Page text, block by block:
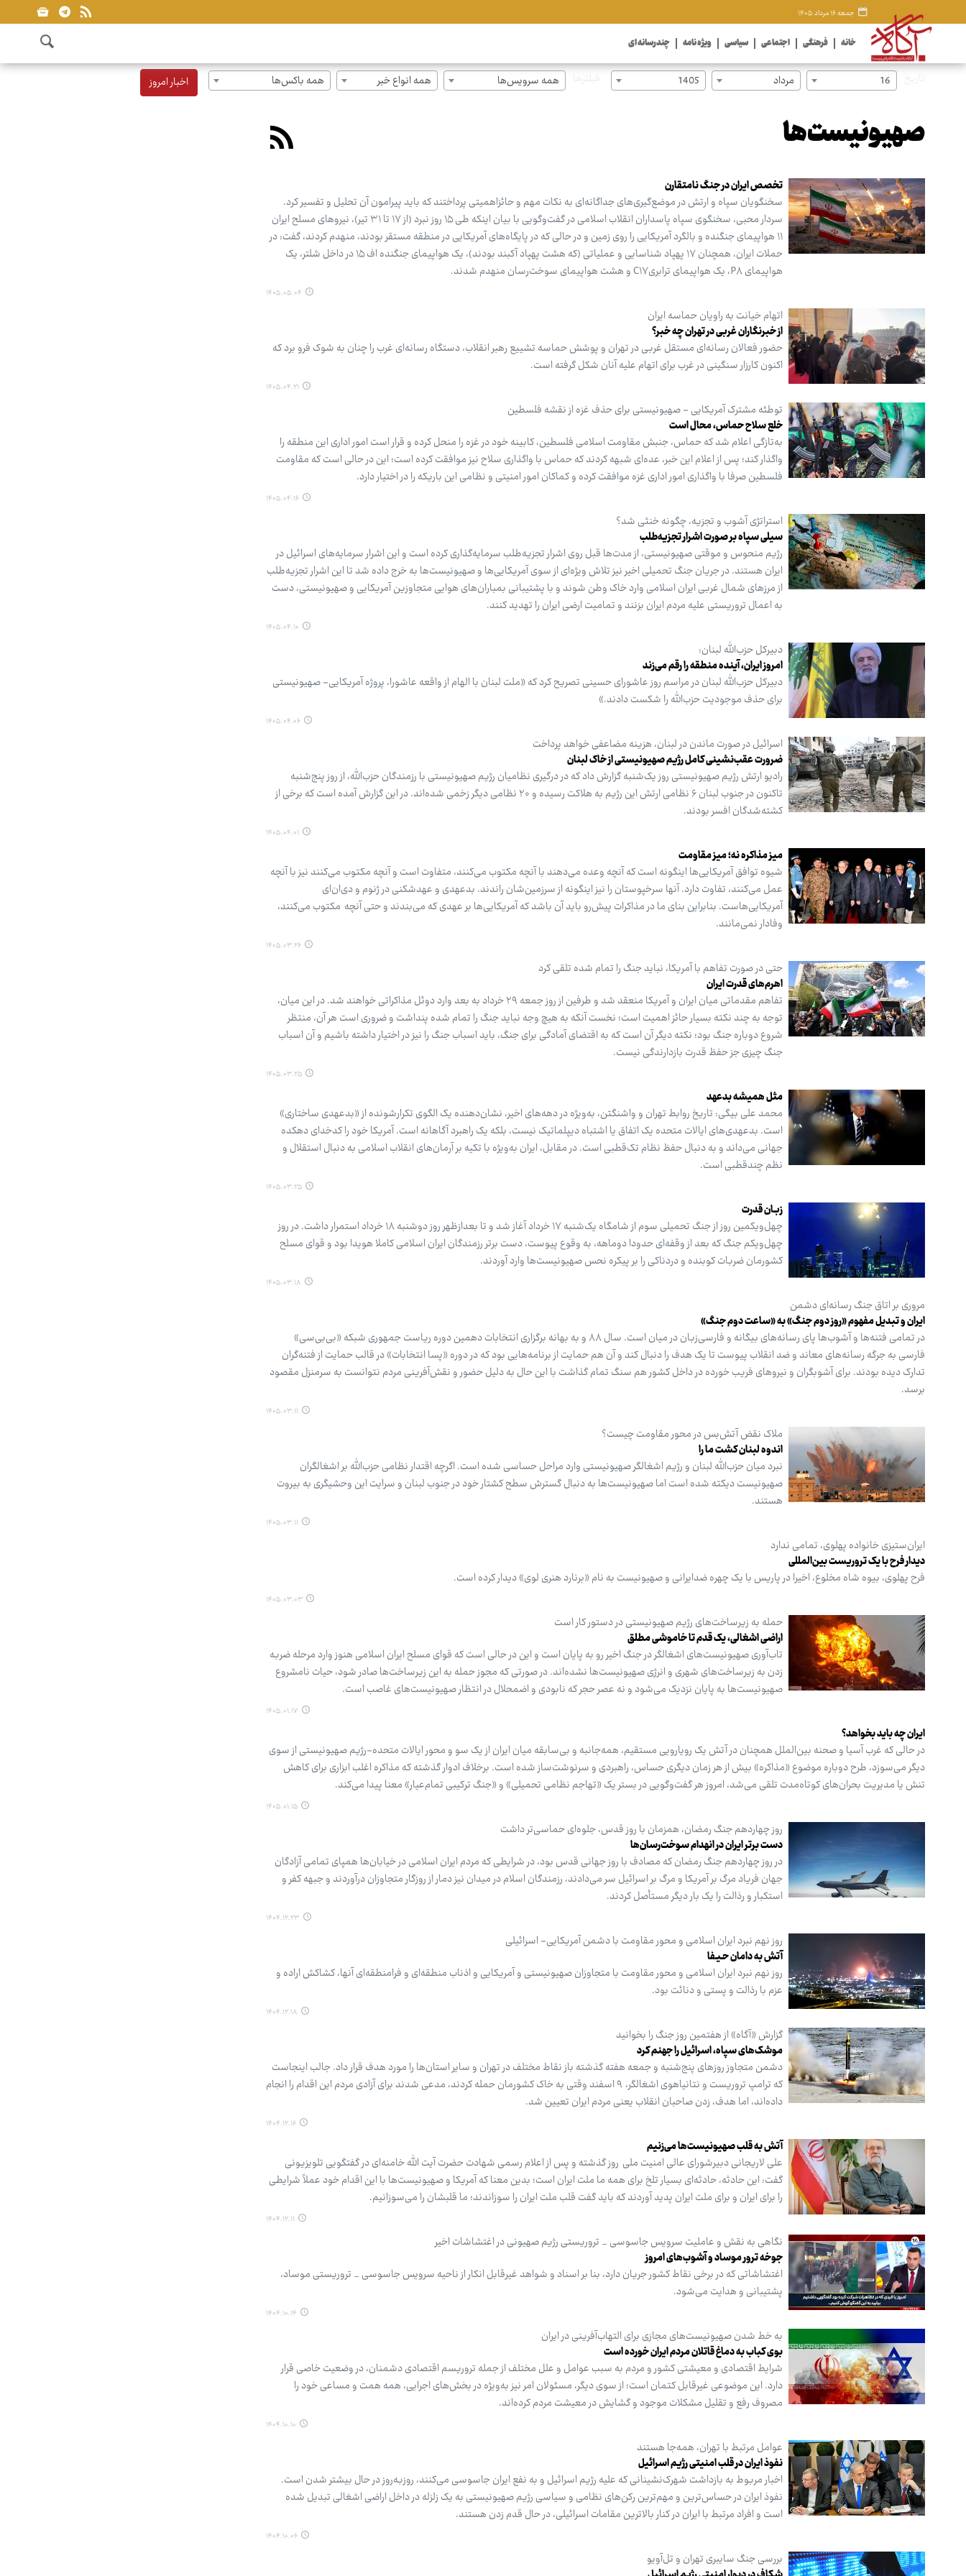
جمعه ۱۶ مرداد ۱۴۰۵
خانه فرهنگی اجتماعی سیاسی ویژه نامه چندرسانه ای
16 مرداد 1405 همه سرویس‌ها همه انواع خبر همه باکس‌ها اخبار امروز
صهیونیست‌ها
تخصص ایران در جنگ نامتقارن
سخنگویان سپاه و ارتش در موضع‌گیری‌های جداگانه‌ای به نکات مهم و حائزاهمیتی پرداختند که باید پیرامون آن تحلیل و تفسیر کرد.
سردار محبی، سخنگوی سپاه پاسداران انقلاب اسلامی در گفت‌وگویی با بیان اینکه طی ۱۵ روز نبرد (از ۱۷ تا ۳۱ تیر)، نیروهای مسلح ایران
۱۱ هواپیمای جنگنده و بالگرد آمریکایی را روی زمین و در حالی که در پایگاه‌های آمریکایی در منطقه مستقر بودند، منهدم کردند، گفت: در
حملات ایران، همچنان ۱۷ پهپاد شناسایی و عملیاتی (که هشت پهپاد آکبند بودند)، یک هواپیمای جنگنده اف ۱۵ در داخل شلتر، یک
هواپیمای P۸، یک هواپیمای ترابریC۱۷ و هشت هواپیمای سوخت‌رسان منهدم شدند.
۱۴۰۵.۰۵.۰۴
اتهام خیانت به راویان حماسه ایران
از خبرنگاران غربی در تهران چه خبر؟
حضور فعالان رسانه‌ای مستقل غربی در تهران و پوشش حماسه تشییع رهبر انقلاب، دستگاه رسانه‌ای غرب را چنان به شوک فرو برد که
اکنون کارزار سنگینی در غرب برای اتهام علیه آنان شکل گرفته است.
۱۴۰۵.۰۴.۲۱
توطئه مشترک آمریکایی - صهیونیستی برای حذف غزه از نقشه فلسطین
خلع سلاح حماس، محال است
به‌تازگی اعلام شد که حماس، جنبش مقاومت اسلامی فلسطین، کابینه خود در غزه را منحل کرده و قرار است امور اداری این منطقه را
واگذار کند؛ پس از اعلام این خبر، عده‌ای شبهه کردند که حماس با واگذاری سلاح نیز موافقت کرده است؛ این در حالی است که مقاومت
فلسطین صرفا با واگذاری امور اداری غزه موافقت کرده و کماکان امور امنیتی و نظامی این باریکه را در اختیار دارد.
۱۴۰۵.۰۴.۱۶
استراتژی آشوب و تجزیه، چگونه خنثی شد؟
سیلی سپاه بر صورت اشرار تجزیه‌طلب
رژیم منحوس و موقتی صهیونیستی، از مدت‌ها قبل روی اشرار تجزیه‌طلب سرمایه‌گذاری کرده است و این اشرار سرمایه‌های اسرائیل در
ایران هستند. در جریان جنگ تحمیلی اخیر نیز تلاش ویژه‌ای از سوی آمریکایی‌ها و صهیونیست‌ها به خرج داده شد تا این اشرار تجزیه‌طلب
از مرزهای شمال غربی ایران اسلامی وارد خاک وطن شوند و با پشتیبانی بمباران‌های هوایی متجاوزین آمریکایی و صهیونیستی، دست
به اعمال تروریستی علیه مردم ایران بزنند و تمامیت ارضی ایران را تهدید کنند.
۱۴۰۵.۰۴.۱۰
دبیرکل حزب‌الله لبنان:
امروز ایران، آینده منطقه را رقم می‌زند
دبیرکل حزب‌الله لبنان در مراسم روز عاشورای حسینی تصریح کرد که «ملت لبنان با الهام از واقعه عاشورا، پروژه آمریکایی- صهیونیستی
برای حذف موجودیت حزب‌الله را شکست دادند.»
۱۴۰۵.۰۴.۰۶
اسرائیل در صورت ماندن در لبنان، هزینه مضاعفی خواهد پرداخت
ضرورت عقب‌نشینی کامل رژیم صهیونیستی از خاک لبنان
رادیو ارتش رژیم صهیونیستی روز یک‌شنبه گزارش داد که در درگیری نظامیان رژیم صهیونیستی با رزمندگان حزب‌الله، از روز پنج‌شنبه
تاکنون در جنوب لبنان ۶ نظامی ارتش این رژیم به هلاکت رسیده و ۲۰ نظامی دیگر زخمی شده‌اند. در این گزارش آمده است که برخی از
کشته‌شدگان افسر بودند.
۱۴۰۵.۰۴.۰۱
میز مذاکره نه؛ میز مقاومت
شیوه توافق آمریکایی‌ها اینگونه است که آنچه وعده می‌دهند با آنچه مکتوب می‌کنند، متفاوت است و آنچه مکتوب می‌کنند نیز با آنچه
عمل می‌کنند، تفاوت دارد. آنها سرخپوستان را نیز اینگونه از سرزمین‌شان راندند. بدعهدی و عهدشکنی در ژنوم و دی‌ان‌ای
آمریکایی‌هاست. بنابراین بنای ما در مذاکرات پیش‌رو باید آن باشد که آمریکایی‌ها بر عهدی که می‌بندند و حتی آنچه مکتوب می‌کنند،
وفادار نمی‌مانند.
۱۴۰۵.۰۳.۲۶
حتی در صورت تفاهم با آمریکا، نباید جنگ را تمام ‌شده تلقی کرد
اهرم‌های قدرت ایران
تفاهم مقدماتی میان ایران و آمریکا منعقد شد و طرفین از روز جمعه ۲۹ خرداد به بعد وارد دوئل مذاکراتی خواهند شد. در این میان،
توجه به چند نکته بسیار حائز اهمیت است؛ نخست آنکه به هیچ وجه نباید جنگ را تمام شده پنداشت و ضروری است هر آن، منتظر
شروع دوباره جنگ بود؛ نکته دیگر آن است که به اقتضای آمادگی برای جنگ، باید اسباب جنگ را نیز در اختیار داشته باشیم و آن اسباب
جنگ چیزی جز حفظ قدرت بازدارندگی نیست.
۱۴۰۵.۰۳.۲۵
مثل همیشه بدعهد
محمد علی بیگی: تاریخ روابط تهران و واشنگتن، به‌ویژه در دهه‌های اخیر، نشان‌دهنده یک الگوی تکرارشونده از «بدعهدی ساختاری»
است. بدعهدی‌های ایالات متحده یک اتفاق یا اشتباه دیپلماتیک نیست، بلکه یک راهبرد آگاهانه است. آمریکا خود را کدخدای دهکده
جهانی می‌داند و به دنبال حفظ نظام تک‌قطبی است. در مقابل، ایران به‌ویژه با تکیه بر آرمان‌های انقلاب اسلامی به دنبال استقلال و
نظم چندقطبی است.
۱۴۰۵.۰۳.۲۵
زبـان قدرت
چهل‌ویکمین روز از جنگ تحمیلی سوم از شامگاه یک‌شنبه ۱۷ خرداد آغاز شد و تا بعدازظهر روز دوشنبه ۱۸ خرداد استمرار داشت. در روز
چهل‌ویکم جنگ که بعد از وقفه‌ای حدودا دوماهه، به وقوع پیوست، دست برتر رزمندگان ایران اسلامی کاملا هویدا بود و قوای مسلح
کشورمان ضربات کوبنده و دردناکی را بر پیکره نحس صهیونیست‌ها وارد آوردند.
۱۴۰۵.۰۳.۱۸
مروری بر اتاق جنگ رسانه‌ای دشمن
ایران و تبدیل مفهوم «روز دوم جنگ» به «ساعت دوم جنگ»
در تمامی فتنه‌ها و آشوب‌ها پای رسانه‌های بیگانه و فارسی‌زبان در میان است. سال ۸۸ و به بهانه برگزاری انتخابات دهمین دوره ریاست جمهوری شبکه «بی‌بی‌سی»
فارسی به جرگه رسانه‌های معاند و ضد انقلاب پیوست تا یک هدف را دنبال کند و آن هم حمایت از برنامه‌هایی بود که در دوره «پسا انتخابات» در قالب حمایت از فتنه‌گران
تدارک دیده بودند. برای آشوبگران و نیروهای فریب خورده در داخل کشور هم سنگ تمام گذاشت با این حال به دلیل حضور و نقش‌آفرینی مردم نتوانست به سرمنزل مقصود
برسد.
۱۴۰۵.۰۳.۱۱
ملاک نقض آتش‌بس در محور مقاومت چیست؟
اندوه لبنان کشت ما را
نبرد میان حزب‌الله لبنان و رژیم اشغالگر صهیونیستی وارد مراحل حساسی شده است. اگرچه اقتدار نظامی حزب‌الله بر اشغالگران
صهیونیست دیکته شده است اما صهیونیست‌ها به دنبال گسترش سطح کشتار خود در جنوب لبنان و سرایت این وحشیگری به بیروت
هستند.
۱۴۰۵.۰۳.۱۱
ایران‌ستیزی خانواده پهلوی، تمامی ندارد
دیدار فرح با یک تروریست بین‌المللی
فرح پهلوی، بیوه شاه مخلوع، اخیرا در پاریس با یک چهره ضدایرانی و صهیونیست به نام «برنارد هنری لوی» دیدار کرده است.
۱۴۰۵.۰۳.۰۳
حمله به زیرساخت‌های رژیم صهیونیستی در دستور کار است
اراضی اشغالی، یک قدم تا خاموشی مطلق
تاب‌آوری صهیونیست‌های اشغالگر در جنگ اخیر رو به پایان است و این در حالی است که قوای مسلح ایران اسلامی هنوز وارد مرحله ضربه
زدن به زیرساخت‌های شهری و انرژی صهیونیست‌ها نشده‌اند. در صورتی که مجوز حمله به این زیرساخت‌ها صادر شود، حیات نامشروع
صهیونیست‌ها به پایان نزدیک می‌شود و نه عصر حجر که نابودی و اضمحلال در انتظار صهیونیست‌های غاصب است.
۱۴۰۵.۰۱.۱۷
ایران چه باید بخواهد؟
در حالی که غرب آسیا و صحنه بین‌الملل همچنان در آتش یک رویارویی مستقیم، همه‌جانبه و بی‌سابقه میان ایران از یک سو و محور ایالات متحده-رژیم صهیونیستی از سوی
دیگر می‌سوزد، طرح دوباره موضوع «مذاکره» بیش از هر زمان دیگری حساس، راهبردی و سرنوشت‌ساز شده است. برخلاف ادوار گذشته که مذاکره اغلب ابزاری برای کاهش
تنش یا مدیریت بحران‌های کوتاه‌مدت تلقی می‌شد، امروز هر گفت‌وگویی در بستر یک «تهاجم نظامی تحمیلی» و «جنگ ترکیبی تمام‌عیار» معنا پیدا می‌کند.
۱۴۰۵.۰۱.۱۵
روز چهاردهم جنگ رمضان، همزمان با روز قدس، جلوه‌ای حماسی‌تر داشت
دست برتر ایران در انهدام سوخت‌رسان‌ها
در روز چهاردهم جنگ رمضان که مصادف با روز جهانی قدس بود، در شرایطی که مردم ایران اسلامی در خیابان‌ها همپای تمامی آزادگان
جهان فریاد مرگ بر آمریکا و مرگ بر اسرائیل سر می‌دادند، رزمندگان اسلام در میدان نیز دمار از روزگار متجاوزان درآوردند و جبهه کفر و
استکبار و رذالت را یک بار دیگر مستأصل کردند.
۱۴۰۴.۱۲.۲۳
روز نهم نبرد ایران اسلامی و محور مقاومت با دشمن آمریکایی- اسرائیلی
آتش به دامان حـیـفا
روز نهم نبرد ایران اسلامی و محور مقاومت با متجاوزان صهیونیستی و آمریکایی و اذناب منطقه‌ای و فرامنطقه‌ای آنها، کشاکش اراده و
عزم با رذالت و پستی و دنائت بود.
۱۴۰۴.۱۲.۱۸
گزارش «آگاه» از هفتمین روز جنگ را بخوانید
موشک‌های سپاه، اسرائیل را جهنم کرد
دشمن متجاوز روزهای پنج‌شنبه و جمعه هفته گذشته باز نقاط مختلف در تهران و سایر استان‌ها را مورد هدف قرار داد. جالب اینجاست
که ترامپ تروریست و نتانیاهوی اشغالگر، ۹ اسفند وقتی به خاک کشورمان حمله کردند، مدعی شدند برای آزادی مردم این اقدام را انجام
داده‌اند، اما هدف، زدن صاحبان انقلاب یعنی مردم ایران تعیین شد.
۱۴۰۴.۱۲.۱۶
آتش به قلب صهیونیست‌ها می‌زنیم
علی لاریجانی دبیرشورای عالی امنیت ملی روز گذشته و پس از اعلام رسمی شهادت حضرت آیت الله خامنه‌ای در گفتگویی تلویزیونی
گفت: این حادثه، حادثه‌ای بسیار تلخ برای همه ما ملت ایران است؛ بدین معنا که آمریکا و صهیونیست‌ها با این اقدام خود عملاً شرایطی
را برای ایران و برای ملت ایران پدید آوردند که باید گفت قلب ملت ایران را سوزاندند؛ ما قلبشان را می‌سوزانیم.
۱۴۰۴.۱۲.۱۱
نگاهی به نقش و عاملیت سرویس جاسوسی _ تروریستی رژیم صهیونی در اغتشاشات اخیر
جوخه ترور موساد و آشوب‌های امروز
اغتشاشاتی که در برخی نقاط کشور جریان دارد، بنا بر اسناد و شواهد غیرقابل انکار از ناحیه سرویس جاسوسی _ تروریستی موساد،
پشتیبانی و هدایت می‌شود.
۱۴۰۴.۱۰.۱۴
به خط شدن صهیونیست‌های مجازی برای التهاب‌آفرینی در ایران
بوی کباب به دماغ قاتلان مردم ایران خورده است
شرایط اقتصادی و معیشتی کشور و مردم به سبب عوامل و علل مختلف از جمله تروریسم اقتصادی دشمنان، در وضعیت خاصی قرار
دارد. این موضوعی غیرقابل کتمان است؛ از سوی دیگر، مسئولان امر نیز به‌ویژه در بخش‌های اجرایی، همه همت و مساعی خود را
مصروف رفع و تقلیل مشکلات موجود و گشایش در معیشت مردم کرده‌اند.
۱۴۰۴.۱۰.۱۰
عوامل مرتبط با تهران، همه‌جا هستند
نفوذ ایران در قلب امنیتی رژیم اسرائیل
اخبار مربوط به بازداشت شهرک‌نشینانی که علیه رژیم اسرائیل و به نفع ایران جاسوسی می‌کنند، روزبه‌روز در حال بیشتر شدن است.
نفوذ ایران در حساس‌ترین و مهم‌ترین رکن‌های نظامی و سیاسی رژیم صهیونیستی به یک زلزله در داخل اراضی اشغالی تبدیل شده
است و افراد مرتبط با ایران در کنار بالاترین مقامات اسرائیلی، در حال قدم زدن هستند.
۱۴۰۴.۱۰.۰۶
بررسی جنگ سایبری تهران و تل‌آویو